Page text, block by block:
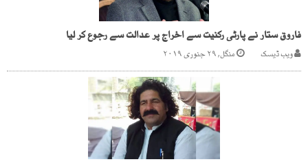
فاروق ستار نے پارٹی رکنیت سے اخراج پر عدالت سے رجوع کر لیا
ویب ڈیسک منگل, ۲۹ جنوری ۲۰۱۹